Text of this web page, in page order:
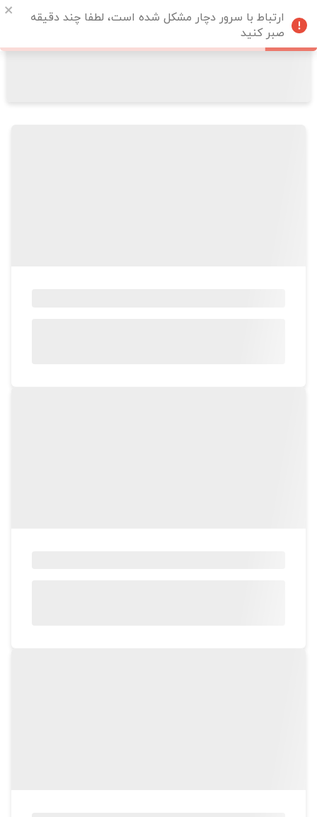
ارتباط با سرور دچار مشکل شده است، لطفا چند دقیقه
صبر کنید